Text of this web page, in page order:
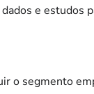
e estudos
o segmento